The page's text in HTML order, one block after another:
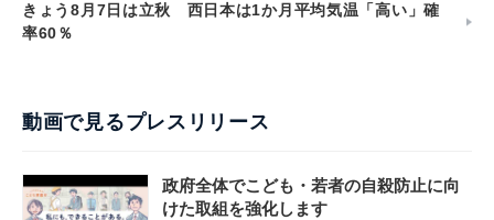
きょう8月7日は立秋 西日本は1か月平均気温「高い」確
率60％
動画で見るプレスリリース
政府全体でこども・若者の自殺防止に向
けた取組を強化します